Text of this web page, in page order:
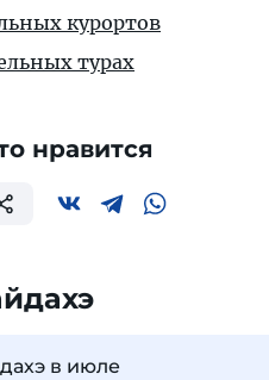
курортов
турах
нравится
в июле